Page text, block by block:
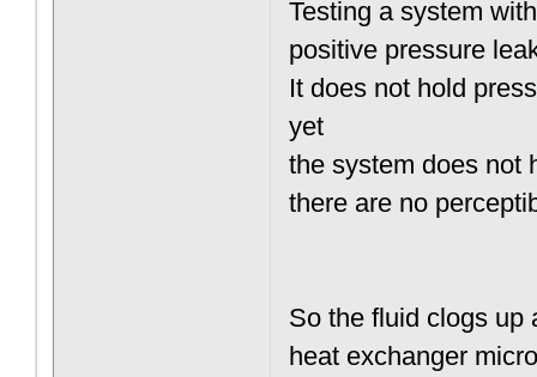
Testing a system
positive pressure
It does not hold
yet
the system does not
there are no
So the fluid clogs up
heat exchanger